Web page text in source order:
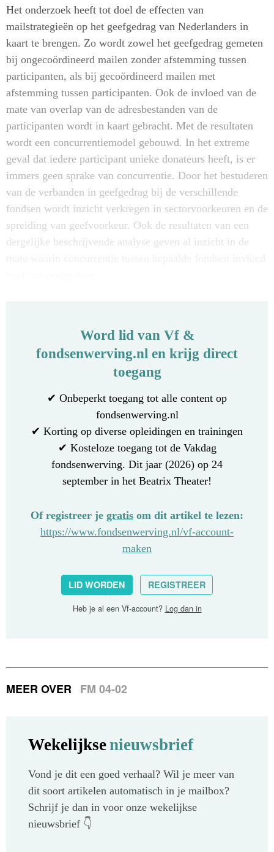
Het onderzoek heeft tot doel de effecten van
mailstrategieën op het geefgedrag van Nederlanders in
kaart te brengen. Zo wordt zowel het geefgedrag gemeten
bij ongecoördineerd mailen zonder afstemming tussen
participanten, als bij gecoördineerd mailen met
afstemming tussen participanten. Ook de invloed van de
mate van overlap van de adresbestanden van de
participanten wordt in kaart gebracht. Met de resultaten
wordt een concurrentiemodel gebouwd. In het extreme
geval dat iedere participant unieke donateurs heeft, is er
immers geen sprake van concurrentie. Door het bestuderen
van de verbanden in geefgedrag bij de verschillende
fondsen wordt inzicht verkregen in sectorvoorkeuren en de
spreiding van geefvoorkeur. Ook de resultaten van een
dergelijke beschrijvende analyse geven al inzicht in de
Word lid van Vf &
fondsenwerving.nl en krijg direct
toegang
✔ Onbeperkt toegang tot alle content op
fondsenwerving.nl
✔ Korting op diverse opleidingen en trainingen
✔ Kosteloze toegang tot de Vakdag
fondsenwerving. Dit jaar (2026) op 24
september in het Beatrix Theater!
Of registreer je gratis om dit artikel te lezen:
https://www.fondsenwerving.nl/vf-account-
maken
LID WORDEN REGISTREER
Heb je al een Vf-account? Log dan in
MEER OVER FM 04-02
Wekelijksenieuwsbrief
Vond je dit een goed verhaal? Wil je meer van
dit soort artikelen automatisch in je mailbox?
Schrijf je dan in voor onze wekelijkse
nieuwsbrief 👇